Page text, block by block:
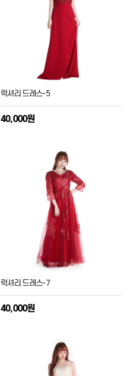
럭셔리 드레스-5
40,000원
럭셔리 드레스-7
40,000원